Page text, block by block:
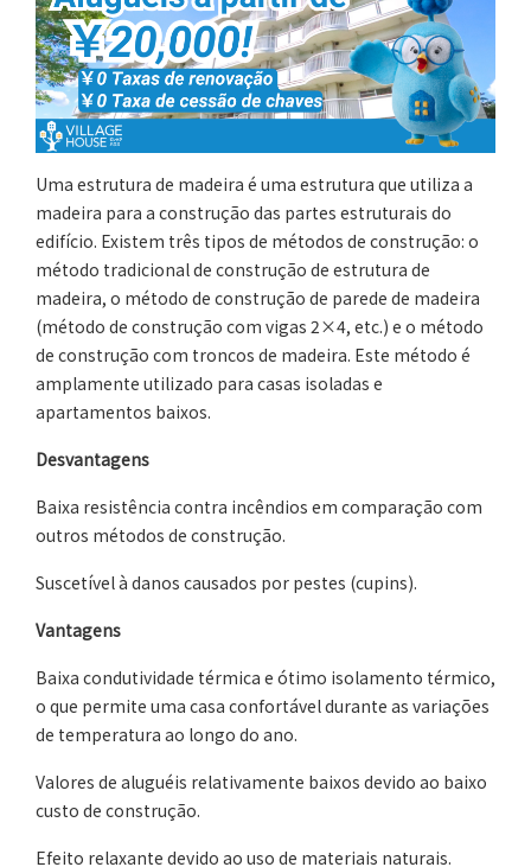
Uma estrutura de madeira é uma estrutura que utiliza a
madeira para a construção das partes estruturais do
edifício. Existem três tipos de métodos de construção: o
método tradicional de construção de estrutura de
madeira, o método de construção de parede de madeira
(método de construção com vigas 2×4, etc.) e o método
de construção com troncos de madeira. Este método é
amplamente utilizado para casas isoladas e
apartamentos baixos.
Desvantagens
Baixa resistência contra incêndios em comparação com
outros métodos de construção.
Suscetível à danos causados por pestes (cupins).
Vantagens
Baixa condutividade térmica e ótimo isolamento térmico,
o que permite uma casa confortável durante as variações
de temperatura ao longo do ano.
Valores de aluguéis relativamente baixos devido ao baixo
custo de construção.
Efeito relaxante devido ao uso de materiais naturais.